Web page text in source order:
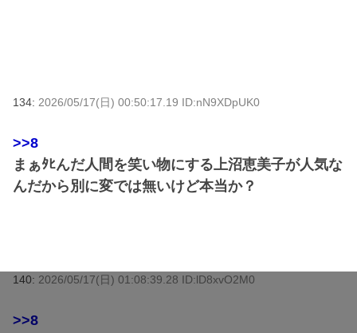
134: 2026/05/17(日) 00:50:17.19 ID:nN9XDpUK0
>>8
まぁﾀﾋんだ人間を笑い物にする上沼恵美子が人気な
んだから別に変では無いけど本当か？
140: 2026/05/17(日) 01:08:39.28 ID:lD8xvO2M0
>>8